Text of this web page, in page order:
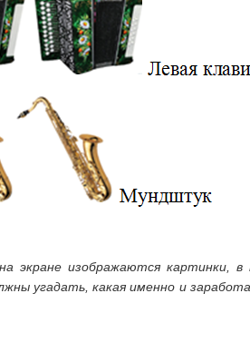
экране изображаются картинки,
угадать, какая именно и